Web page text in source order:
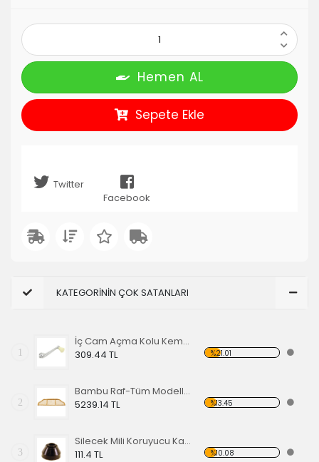
Hemen AL
Sepete Ekle
Twitter
Facebook
KATEGORİNİN ÇOK SATANLARI
1
İç Cam Açma Kolu Kemik Renk-56-67 EA
309.44 TL
%21.01
2
Bambu Raf-Tüm Modeller İçin
5239.14 TL
%13.45
3
Silecek Mili Koruyucu Kapak
111.4 TL
%10.08